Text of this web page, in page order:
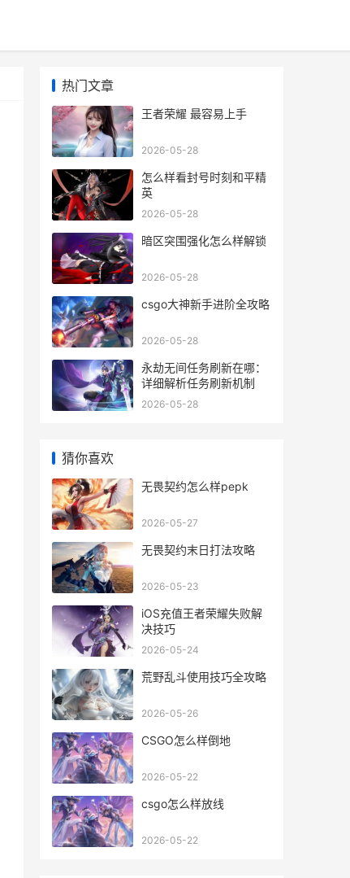
热门文章
王者荣耀 最容易上手
2026-05-28
怎么样看封号时刻和平精
英
2026-05-28
暗区突围强化怎么样解锁
2026-05-28
csgo大神新手进阶全攻略
2026-05-28
永劫无间任务刷新在哪：
详细解析任务刷新机制
2026-05-28
猜你喜欢
无畏契约怎么样pepk
2026-05-27
无畏契约末日打法攻略
2026-05-23
iOS充值王者荣耀失败解
决技巧
2026-05-24
荒野乱斗使用技巧全攻略
2026-05-26
CSGO怎么样倒地
2026-05-22
csgo怎么样放线
2026-05-22